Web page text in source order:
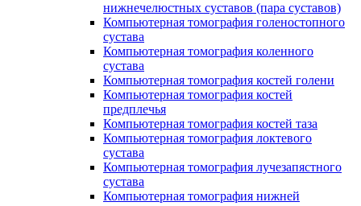
нижнечелюстных суставов (пара суставов)
Компьютерная томография голеностопного
сустава
Компьютерная томография коленного
сустава
Компьютерная томография костей голени
Компьютерная томография костей
предплечья
Компьютерная томография костей таза
Компьютерная томография локтевого
сустава
Компьютерная томография лучезапястного
сустава
Компьютерная томография нижней